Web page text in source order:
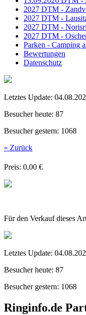
2027 DTM -
2027 DTM -
2027 DTM -
2027 DTM -
Parken - Camping
Bewertungen
Datenschutz
Letztes Update:
Besucher heute: 87
Besucher gestern: 1068
« Zurück
Preis: 0,00 €
Für den Verkauf dieses
Letztes Update:
Besucher heute: 87
Besucher gestern: 1068
Ringinfo.de